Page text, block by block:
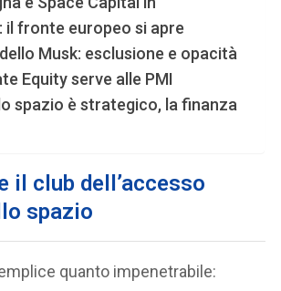
il fronte europeo si apre
Musk: esclusione e opacità
Equity serve alle PMI
spazio è strategico, la finanza
il club dell’accesso
spazio
quanto impenetrabile: